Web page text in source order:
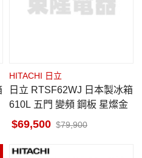
HITACHI 日立
日立 RTSF62WJ 日本製冰箱
610L 五門 變頻 鋼板 星燦金
69,500 79,900